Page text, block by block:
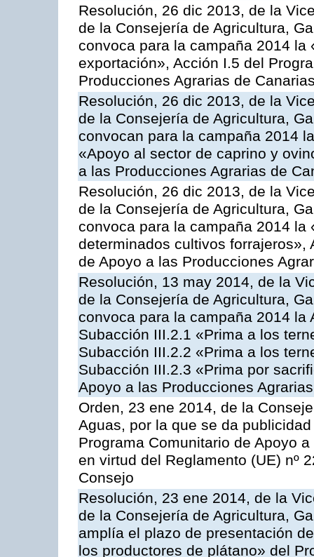
Resolución, 26 dic 2013, de la
de la Consejería de Agricultura,
convoca para la campaña 2014
exportación», Acción I.5 del
Producciones Agrarias de
Resolución, 26 dic 2013, de la
de la Consejería de Agricultura,
convocan para la campaña 2014
«Apoyo al sector de caprino y
a las Producciones Agrarias de
Resolución, 26 dic 2013, de la
de la Consejería de Agricultura,
convoca para la campaña 2014 la
determinados cultivos forrajeros»,
de Apoyo a las Producciones
Resolución, 13 may 2014, de la
de la Consejería de Agricultura,
convoca para la campaña 2014
Subacción III.2.1 «Prima a los
Subacción III.2.2 «Prima a los
Subacción III.2.3 «Prima por
Apoyo a las Producciones
Orden, 23 ene 2014, de la
Aguas, por la que se da
Programa Comunitario de Apoyo
en virtud del Reglamento (UE) nº
Consejo
Resolución, 23 ene 2014, de la
de la Consejería de Agricultura,
amplía el plazo de presentación
los productores de plátano» del